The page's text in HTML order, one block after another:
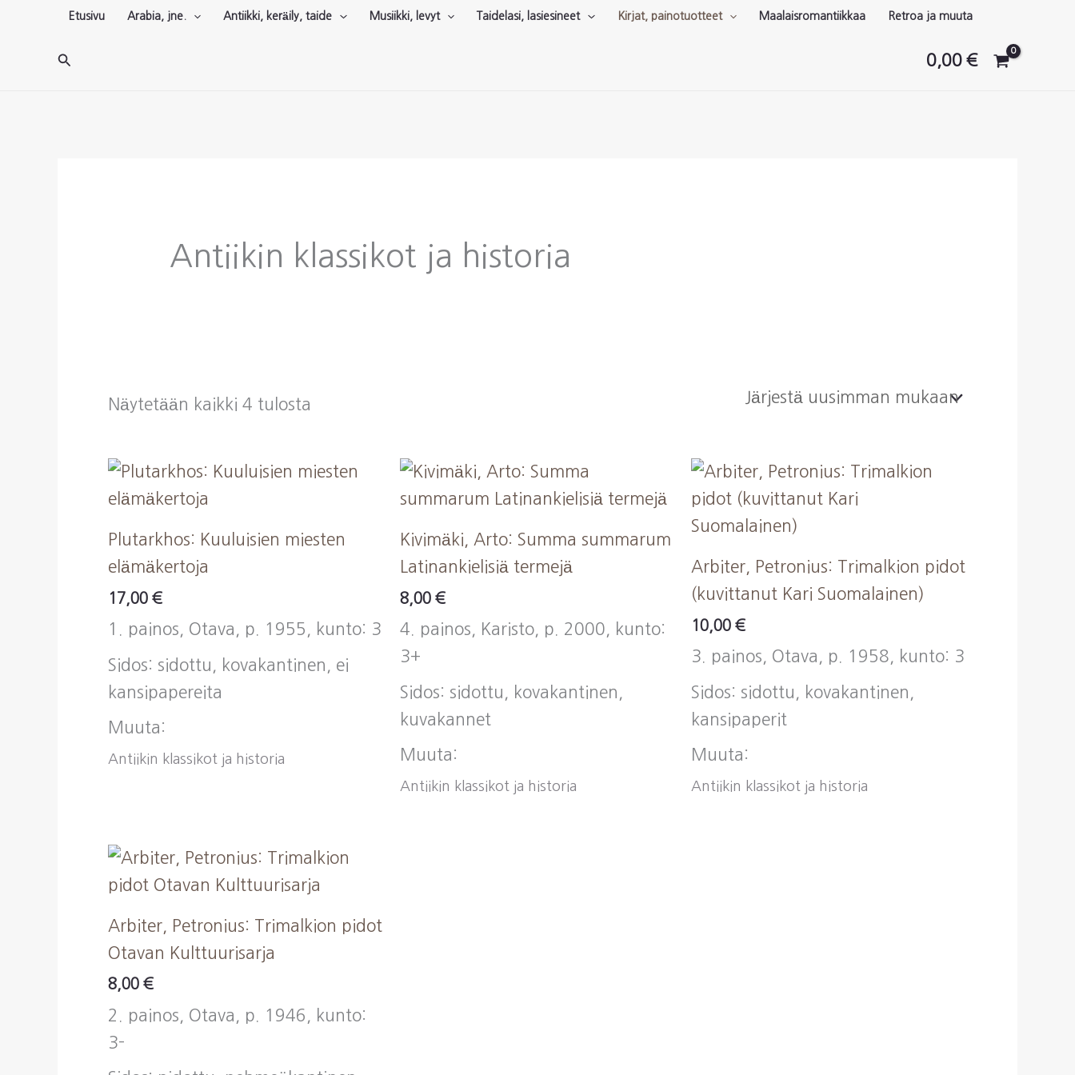
Etusivu Arabia, jne. Antiikki, keräily, taide Musiikki, levyt Taidelasi, lasiesineet Kirjat, painotuotteet Maalaisromantiikkaa Retroa ja muuta
Hae 0,00€
Antiikin klassikot ja historia
Näytetään kaikki 4 tulosta
Plutarkhos: Kuuluisien miesten
elämäkertoja
17,00 €
1. painos, Otava, p. 1955, kunto: 3
Sidos: sidottu, kovakantinen, ei
kansipapereita
Muuta:
Antiikin klassikot ja historia
Kivimäki, Arto: Summa summarum
Latinankielisiä termejä
8,00 €
4. painos, Karisto, p. 2000, kunto:
3+
Sidos: sidottu, kovakantinen,
kuvakannet
Muuta:
Antiikin klassikot ja historia
Arbiter, Petronius: Trimalkion pidot
(kuvittanut Kari Suomalainen)
10,00€
3. painos, Otava, p. 1958, kunto: 3
Sidos: sidottu, kovakantinen,
kansipaperit
Muuta:
Antiikin klassikot ja historia
Arbiter, Petronius: Trimalkion pidot
Otavan Kulttuurisarja
8,00 €
2. painos, Otava, p. 1946, kunto:
3-